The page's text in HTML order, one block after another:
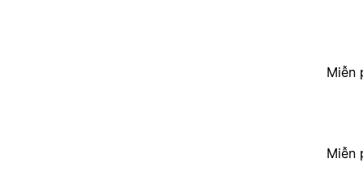
Miễn
Miễn